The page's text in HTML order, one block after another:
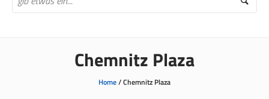
Chemnitz Plaza
Home/Chemnitz Plaza